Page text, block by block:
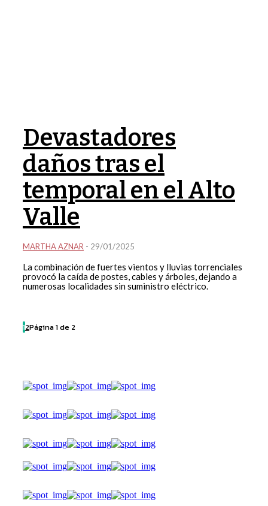
Devastadores
daños tras el
temporal en el Alto
Valle
MARTHA AZNAR - 29/01/2025
La combinación de fuertes vientos y lluvias torrenciales
provocó la caída de postes, cables y árboles, dejando a
numerosas localidades sin suministro eléctrico.
12Página 1 de 2